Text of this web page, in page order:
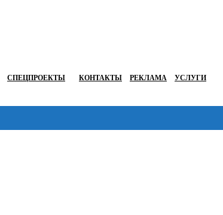
СПЕЦПРОЕКТЫ КОНТАКТЫ РЕКЛАМА УСЛУГИ